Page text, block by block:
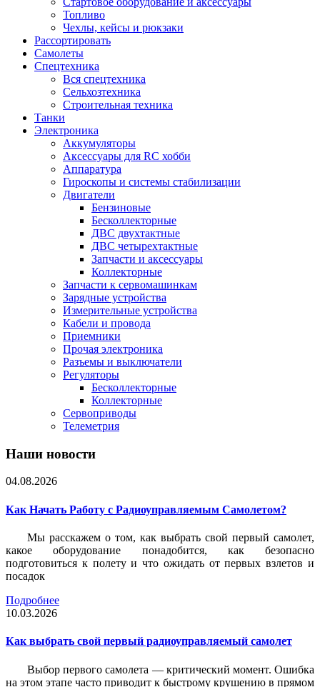
Топливо
Чехлы, кейсы и рюкзаки
Рассортировать
Самолеты
Спецтехника
Вся спецтехника
Сельхозтехника
Строительная техника
Танки
Электроника
Аккумуляторы
Аксессуары для RC хобби
Аппаратура
Гироскопы и системы стабилизации
Двигатели
Бензиновые
Бесколлекторные
ДВС двухтактные
ДВС четырехтактные
Запчасти и аксессуары
Коллекторные
Запчасти к сервомашинкам
Зарядные устройства
Измерительные устройства
Кабели и провода
Приемники
Прочая электроника
Разъемы и выключатели
Регуляторы
Бесколлекторные
Коллекторные
Сервоприводы
Телеметрия
Наши новости
04.08.2026
Как Начать Работу с Радиоуправляемым Самолетом?
Мы расскажем о том, как выбрать свой первый самолет,
какое оборудование понадобится, как безопасно
подготовиться к полету и что ожидать от первых взлетов и
посадок
Подробнее
10.03.2026
Как выбрать свой первый радиоуправляемый самолет
Выбор первого самолета — критический момент. Ошибка
на этом этапе часто приводит к быстрому крушению в прямом